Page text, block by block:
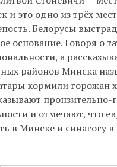
и это одно изтрёх
Белорусы
основание. Говоря о
а
районов Минска
кормили горожан
и отмечают, что
в Минске и синагогу